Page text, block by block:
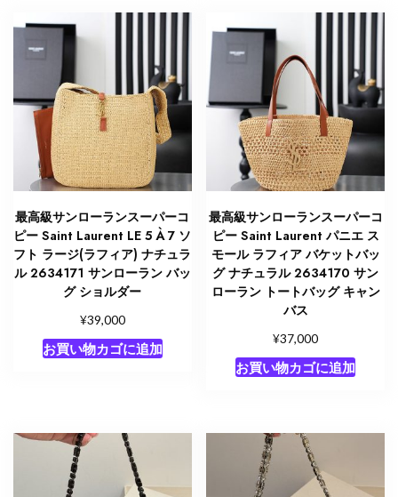
最高級サンローランスーパーコ
ピー Saint Laurent LE 5 À 7 ソ
フト ラージ(ラフィア) ナチュラ
ル 2634171 サンローラン バッ
グ ショルダー
¥39,000
お買い物カゴに追加
最高級サンローランスーパーコ
ピー Saint Laurent パニエ ス
モール ラフィア バケットバッ
グ ナチュラル 2634170 サン
ローラン トートバッグ キャン
バス
¥37,000
お買い物カゴに追加